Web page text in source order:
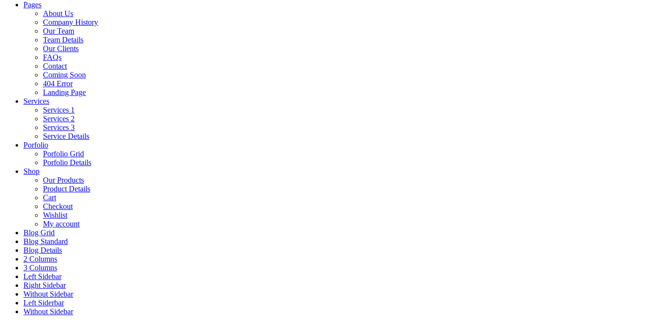
Pages
About Us
Company History
Our Team
Team Details
Our Clients
FAQs
Contact
Coming Soon
404 Error
Landing Page
Services
Services 1
Services 2
Services 3
Service Details
Porfolio
Porfolio Grid
Porfolio Details
Shop
Our Products
Product Details
Cart
Checkout
Wishlist
My account
Blog Grid
Blog Standard
Blog Details
2 Columns
3 Columns
Left Sidebar
Right Sidebar
Without Sidebar
Left Siderbar
Without Sidebar